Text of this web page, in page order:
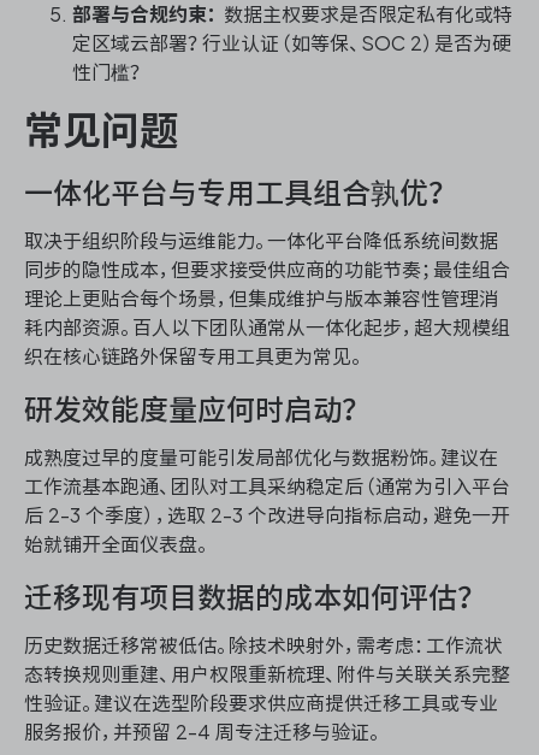
部署与合规约束：
数据主权要求是否限定私有化或特
定区域云部署？行业认证（如等保、SOC 2）是否为硬
性门槛？
常见问题
一体化平台与专用工具组合孰优？
取决于组织阶段与运维能力。一体化平台降低系统间数据
同步的隐性成本，但要求接受供应商的功能节奏；最佳组合
理论上更贴合每个场景，但集成维护与版本兼容性管理消
耗内部资源。百人以下团队通常从一体化起步，超大规模组
织在核心链路外保留专用工具更为常见。
研发效能度量应何时启动？
成熟度过早的度量可能引发局部优化与数据粉饰。建议在
工作流基本跑通、团队对工具采纳稳定后（通常为引入平台
后 2-3 个季度），选取 2-3 个改进导向指标启动，避免一开
始就铺开全面仪表盘。
迁移现有项目数据的成本如何评估？
历史数据迁移常被低估。除技术映射外，需考虑：工作流状
态转换规则重建、用户权限重新梳理、附件与关联关系完整
性验证。建议在选型阶段要求供应商提供迁移工具或专业
服务报价，并预留 2-4 周专注迁移与验证。